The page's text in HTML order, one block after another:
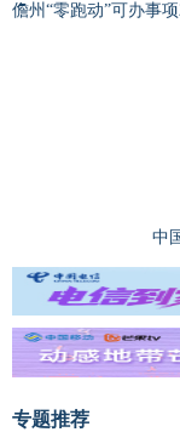
儋州“零跑动”可办事
中
专题推荐